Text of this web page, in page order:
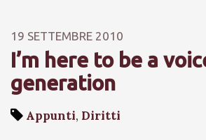
19 SETTEMBRE 2010
I’m here to be a
generation
Appunti, Diritti